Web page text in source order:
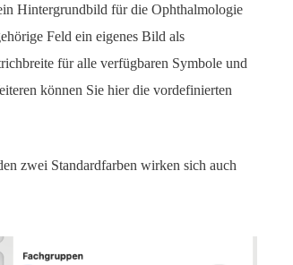
Hintergrundbild für die Ophthalmologie
Feld ein eigenes Bild als
für alle verfügbaren Symbole und
können Sie hier die vordefinierten
zwei Standardfarben wirken sich auch